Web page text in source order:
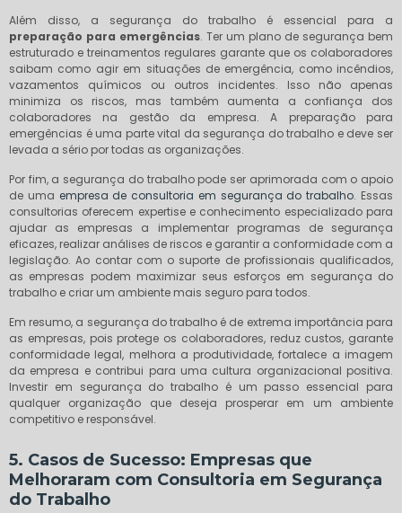
Além disso, a segurança do trabalho é essencial para a
preparação para emergências. Ter um plano de segurança bem
estruturado e treinamentos regulares garante que os colaboradores
saibam como agir em situações de emergência, como incêndios,
vazamentos químicos ou outros incidentes. Isso não apenas
minimiza os riscos, mas também aumenta a confiança dos
colaboradores na gestão da empresa. A preparação para
emergências é uma parte vital da segurança do trabalho e deve ser
levada a sério por todas as organizações.
Por fim, a segurança do trabalho pode ser aprimorada com o apoio
de uma empresa de consultoria em segurança do trabalho. Essas
consultorias oferecem expertise e conhecimento especializado para
ajudar as empresas a implementar programas de segurança
eficazes, realizar análises de riscos e garantir a conformidade com a
legislação. Ao contar com o suporte de profissionais qualificados,
as empresas podem maximizar seus esforços em segurança do
trabalho e criar um ambiente mais seguro para todos.
Em resumo, a segurança do trabalho é de extrema importância para
as empresas, pois protege os colaboradores, reduz custos, garante
conformidade legal, melhora a produtividade, fortalece a imagem
da empresa e contribui para uma cultura organizacional positiva.
Investir em segurança do trabalho é um passo essencial para
qualquer organização que deseja prosperar em um ambiente
competitivo e responsável.
5. Casos de Sucesso: Empresas que
Melhoraram com Consultoria em Segurança
do Trabalho